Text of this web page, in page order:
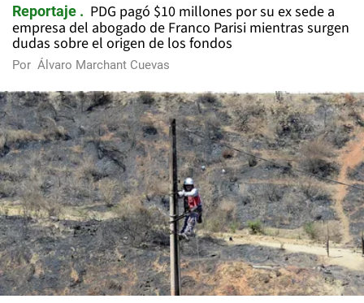
Reportaje
PDG pagó $10 millones por su ex sede a
empresa del abogado de Franco Parisi mientras surgen
dudas sobre el origen de los fondos
Por Álvaro Marchant Cuevas